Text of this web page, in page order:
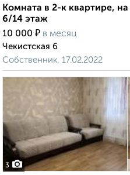
Комната в 2-к квартире,
6/14 этаж
10 000 ₽ в месяц
Чекистская 6
Собственник, 17.02.2022
3